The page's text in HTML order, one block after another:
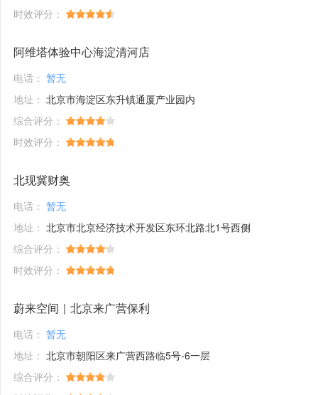
时效评分：
阿维塔体验中心海淀清河店
电话： 暂无
地址： 北京市海淀区东升镇通厦产业园内
综合评分：
时效评分：
北现冀财奥
电话： 暂无
地址： 北京市北京经济技术开发区东环北路北1号西侧
综合评分：
时效评分：
蔚来空间｜北京来广营保利
电话： 暂无
地址： 北京市朝阳区来广营西路临5号-6一层
综合评分：